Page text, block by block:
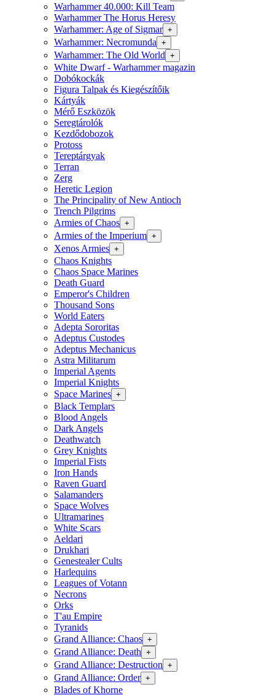
Warhammer 40.000: Kill Team
Warhammer The Horus Heresy
Warhammer: Age of Sigmar +
Warhammer: Necromunda +
Warhammer: The Old World +
White Dwarf - Warhammer magazin
Dobókockák
Figura Talpak és Kiegészítőik
Kártyák
Mérő Eszközök
Seregtárolók
Kezdődobozok
Protoss
Tereptárgyak
Terran
Zerg
Heretic Legion
The Principality of New Antioch
Trench Pilgrims
Armies of Chaos +
Armies of the Imperium +
Xenos Armies +
Chaos Knights
Chaos Space Marines
Death Guard
Emperor's Children
Thousand Sons
World Eaters
Adepta Sororitas
Adeptus Custodes
Adeptus Mechanicus
Astra Militarum
Imperial Agents
Imperial Knights
Space Marines +
Black Templars
Blood Angels
Dark Angels
Deathwatch
Grey Knights
Imperial Fists
Iron Hands
Raven Guard
Salamanders
Space Wolves
Ultramarines
White Scars
Aeldari
Drukhari
Genestealer Cults
Harlequins
Leagues of Votann
Necrons
Orks
T'au Empire
Tyranids
Grand Alliance: Chaos +
Grand Alliance: Death +
Grand Alliance: Destruction +
Grand Alliance: Order +
Blades of Khorne